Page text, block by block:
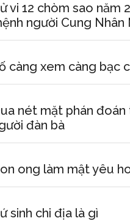
vi 12 chòm sao năm
người Cung Nhân
càng xem càng bạc
nét mặt phán đoán
đàn bà
ong làm mật yêu
sinh chi địa là gì